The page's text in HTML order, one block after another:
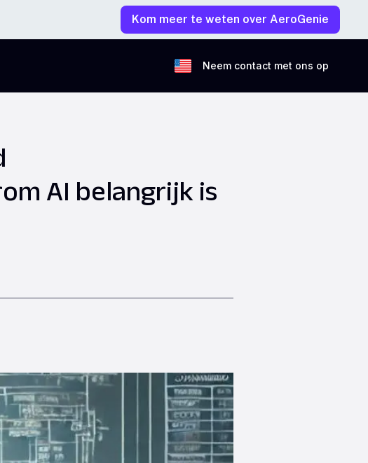
Kom meer te weten over AeroGenie
Neem contact met ons op
AI belangrijk is